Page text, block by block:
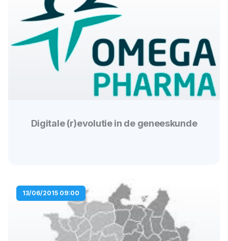
Digitale (r)evolutie in de geneeskunde
13/06/2015 09:00